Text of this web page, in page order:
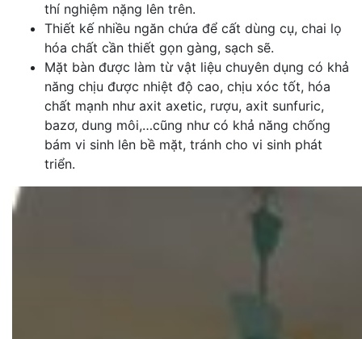
thí nghiệm nặng lên trên.
Thiết kế nhiều ngăn chứa để cất dùng cụ, chai lọ
hóa chất cần thiết gọn gàng, sạch sẽ.
Mặt bàn được làm từ vật liệu chuyên dụng có khả
năng chịu được nhiệt độ cao, chịu xóc tốt, hóa
chất mạnh như axit axetic, rượu, axit sunfuric,
bazơ, dung môi,…cũng như có khả năng chống
bám vi sinh lên bề mặt, tránh cho vi sinh phát
triển.